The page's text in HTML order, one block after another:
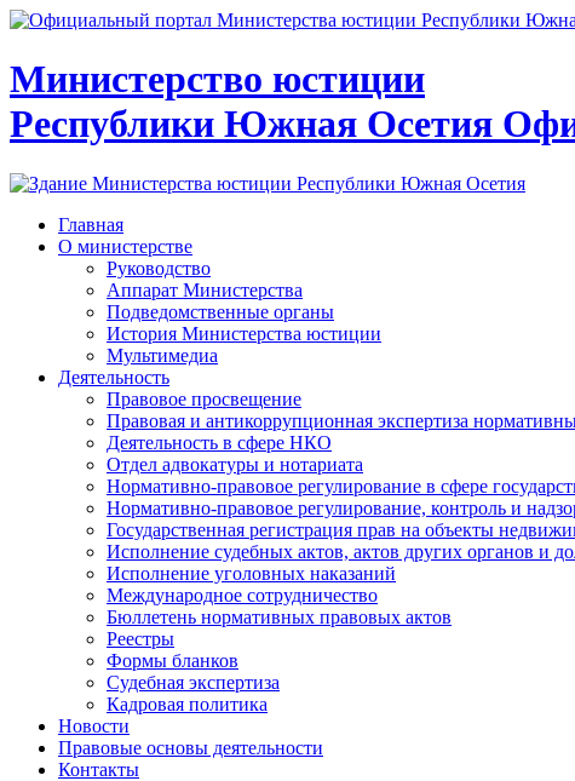
Министерство юстиции
Республики Южная Осетия
Главная
О министерстве
Руководство
Аппарат Министерства
Подведомственные органы
История Министерства юстиции
Мультимедиа
Деятельность
Правовое просвещение
Правовая и антикоррупционная экспертиза
Деятельность в сфере НКО
Отдел адвокатуры и нотариата
Нормативно-правовое регулирование в сфере
Нормативно-правовое регулирование, контроль и
Государственная регистрация прав на объекты
Исполнение судебных актов, актов других органов и
Исполнение уголовных наказаний
Международное сотрудничество
Бюллетень нормативных правовых актов
Реестры
Формы бланков
Судебная экспертиза
Кадровая политика
Новости
Правовые основы деятельности
Контакты